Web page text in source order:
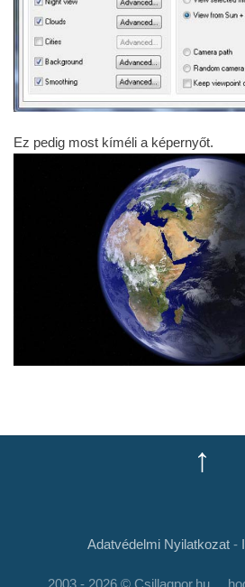
Ez pedig most kíméli a képernyőt.
↑
Adatvédelmi Nyilatkozat -
2003 - 2026 © Csillagpor.hu ...